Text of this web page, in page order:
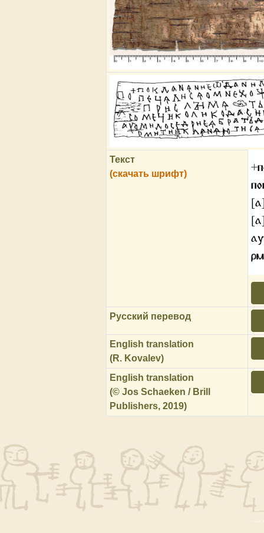
Текст
(скачать шрифт)
Русский перевод
English translation
(R. Kovalev)
English translation
(© Jos Schaeken / Brill
Publishers, 2019)